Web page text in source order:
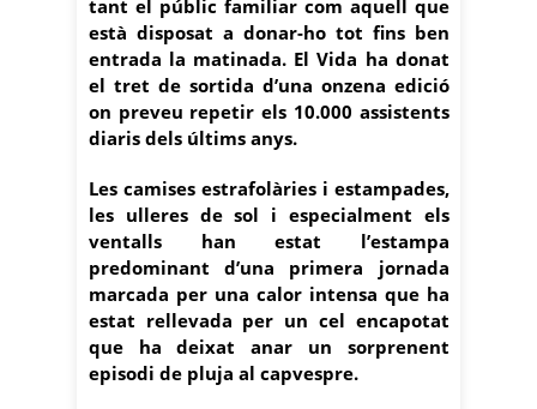
tant el públic familiar com aquell que
està disposat a donar-ho tot fins ben
entrada la matinada. El Vida ha donat
el tret de sortida d’una onzena edició
on preveu repetir els 10.000 assistents
diaris dels últims anys.
Les camises estrafolàries i estampades,
les ulleres de sol i especialment els
ventalls han estat l’estampa
predominant d’una primera jornada
marcada per una calor intensa que ha
estat rellevada per un cel encapotat
que ha deixat anar un sorprenent
episodi de pluja al capvespre.